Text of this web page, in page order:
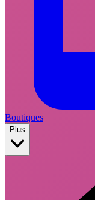
Boutiques
Plus